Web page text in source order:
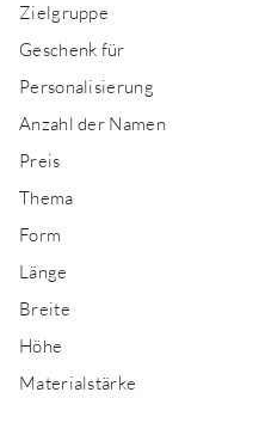
Zielgruppe
Geschenk für
Personalisierung
Anzahl der Namen
Preis
Thema
Form
Länge
Breite
Höhe
Materialstärke